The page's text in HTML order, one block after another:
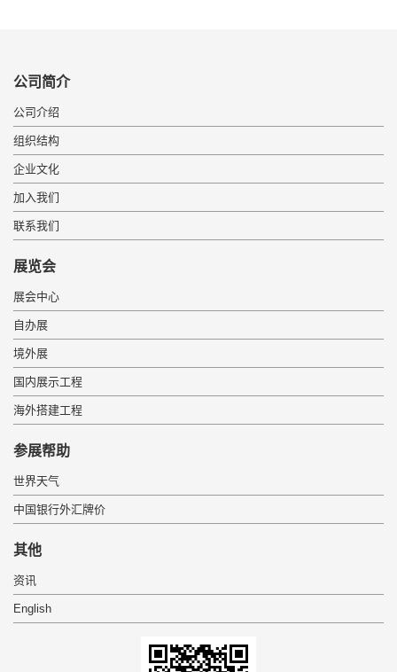
公司简介
公司介绍
组织结构
企业文化
加入我们
联系我们
展览会
展会中心
自办展
境外展
国内展示工程
海外搭建工程
参展帮助
世界天气
中国银行外汇牌价
其他
资讯
English